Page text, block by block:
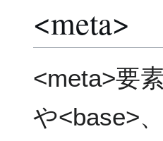
<meta>
<meta>要
や<base>